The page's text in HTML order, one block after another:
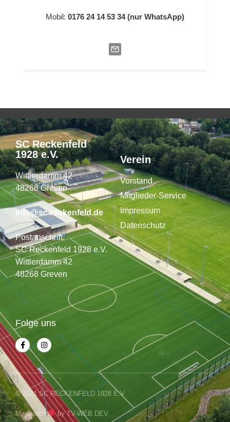
Mobil: 0176 24 14 53 34 (nur WhatsApp)
SC Reckenfeld
1928 e.V.
Wittlerdamm 42
48268 Greven
info@sc-reckenfeld.de
Postanschrift:
SC Reckenfeld 1928 e.V.
Wittlerdamm 42
48268 Greven
Verein
Vorstand
Mitglieder-Service
Impressum
Datenschutz
Folge uns
© 2021 SC RECKENFELD 1928 E.V.
Made with byTV-WEB.DEV